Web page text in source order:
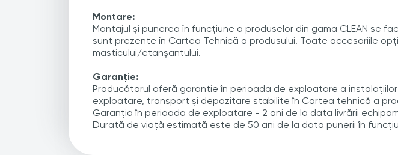
Montare:
Montajul și punerea în funcțiune a produselor din gama CLEAN se
sunt prezente în Cartea Tehnică a produsului. Toate accesoriile
masticului/etanșantului.
Garanție:
Producătorul oferă garanție în perioada de exploatare a
exploatare, transport și depozitare stabilite în Cartea tehnică a
Garanția în perioada de exploatare - 2 ani de la data livrării
Durată de viață estimată este de 50 ani de la data punerii în